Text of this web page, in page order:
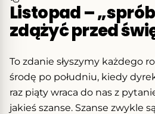
Listopad –
zdążyć przed
To zdanie słyszymy każdego
środę po południu, kiedy
raz piąty wraca do nas z
jakieś szanse. Szanse zwykle